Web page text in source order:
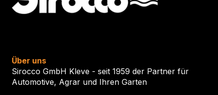
Über uns
Sirocco GmbH Kleve - seit 1959 der Partner für
Automotive, Agrar und Ihren Garten